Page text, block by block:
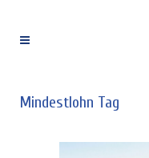
Mindestlohn Tag